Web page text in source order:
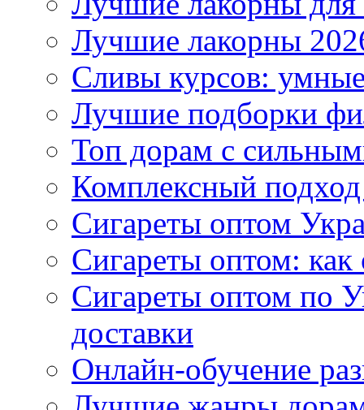
Лучшие лакорны
Сливы курсов:
Лучшие подборки
Топ дорам с
Комплексный
Сигареты оптом
Сигареты оптом: как
Сигареты оптом по
доставки
Онлайн-обучение